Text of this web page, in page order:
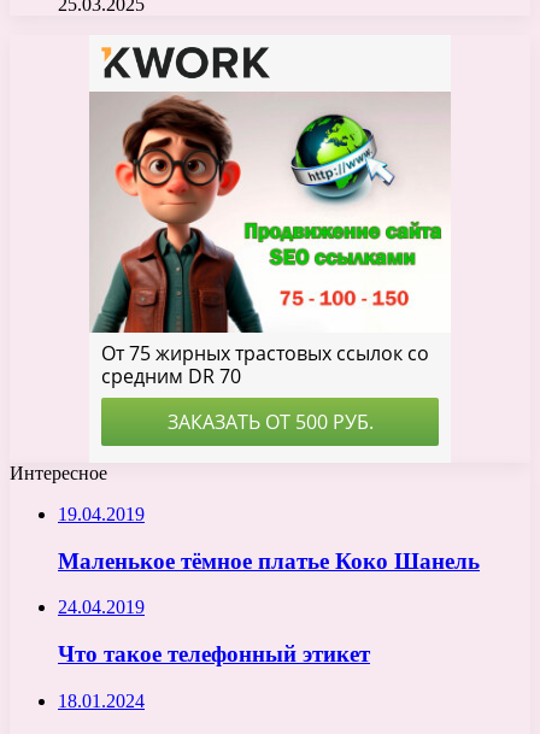
25.03.2025
Интересное
19.04.2019
Маленькое тёмное платье Коко Шанель
24.04.2019
Что такое телефонный этикет
18.01.2024